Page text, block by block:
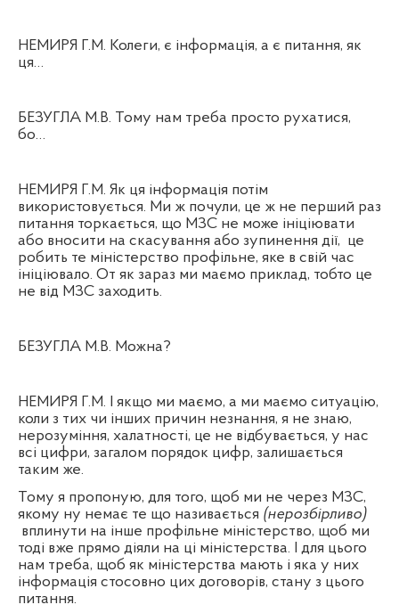
НЕМИРЯ Г.М. Колеги, є інформація, а є питання, як
ця…
БЕЗУГЛА М.В. Тому нам треба просто рухатися,
бо…
НЕМИРЯ Г.М. Як ця інформація потім
використовується. Ми ж почули, це ж не перший раз
питання торкається, що МЗС не може ініціювати
або вносити на скасування або зупинення дії, це
робить те міністерство профільне, яке в свій час
ініціювало. От як зараз ми маємо приклад, тобто це
не від МЗС заходить.
БЕЗУГЛА М.В. Можна?
НЕМИРЯ Г.М. І якщо ми маємо, а ми маємо ситуацію,
коли з тих чи інших причин незнання, я не знаю,
нерозуміння, халатності, це не відбувається, у нас
всі цифри, загалом порядок цифр, залишається
таким же.
Тому я пропоную, для того, щоб ми не через МЗС,
якому ну немає те що називається (нерозбірливо)
вплинути на інше профільне міністерство, щоб ми
тоді вже прямо діяли на ці міністерства. І для цього
нам треба, щоб як міністерства мають і яка у них
інформація стосовно цих договорів, стану з цього
питання.